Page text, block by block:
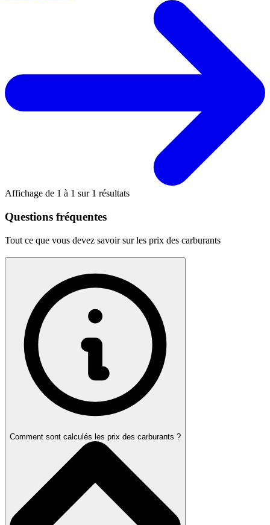
Affichage de 1 à 1 sur 1 résultats
Questions fréquentes
Tout ce que vous devez savoir sur les prix des carburants
Comment sont calculés les prix des carburants ?